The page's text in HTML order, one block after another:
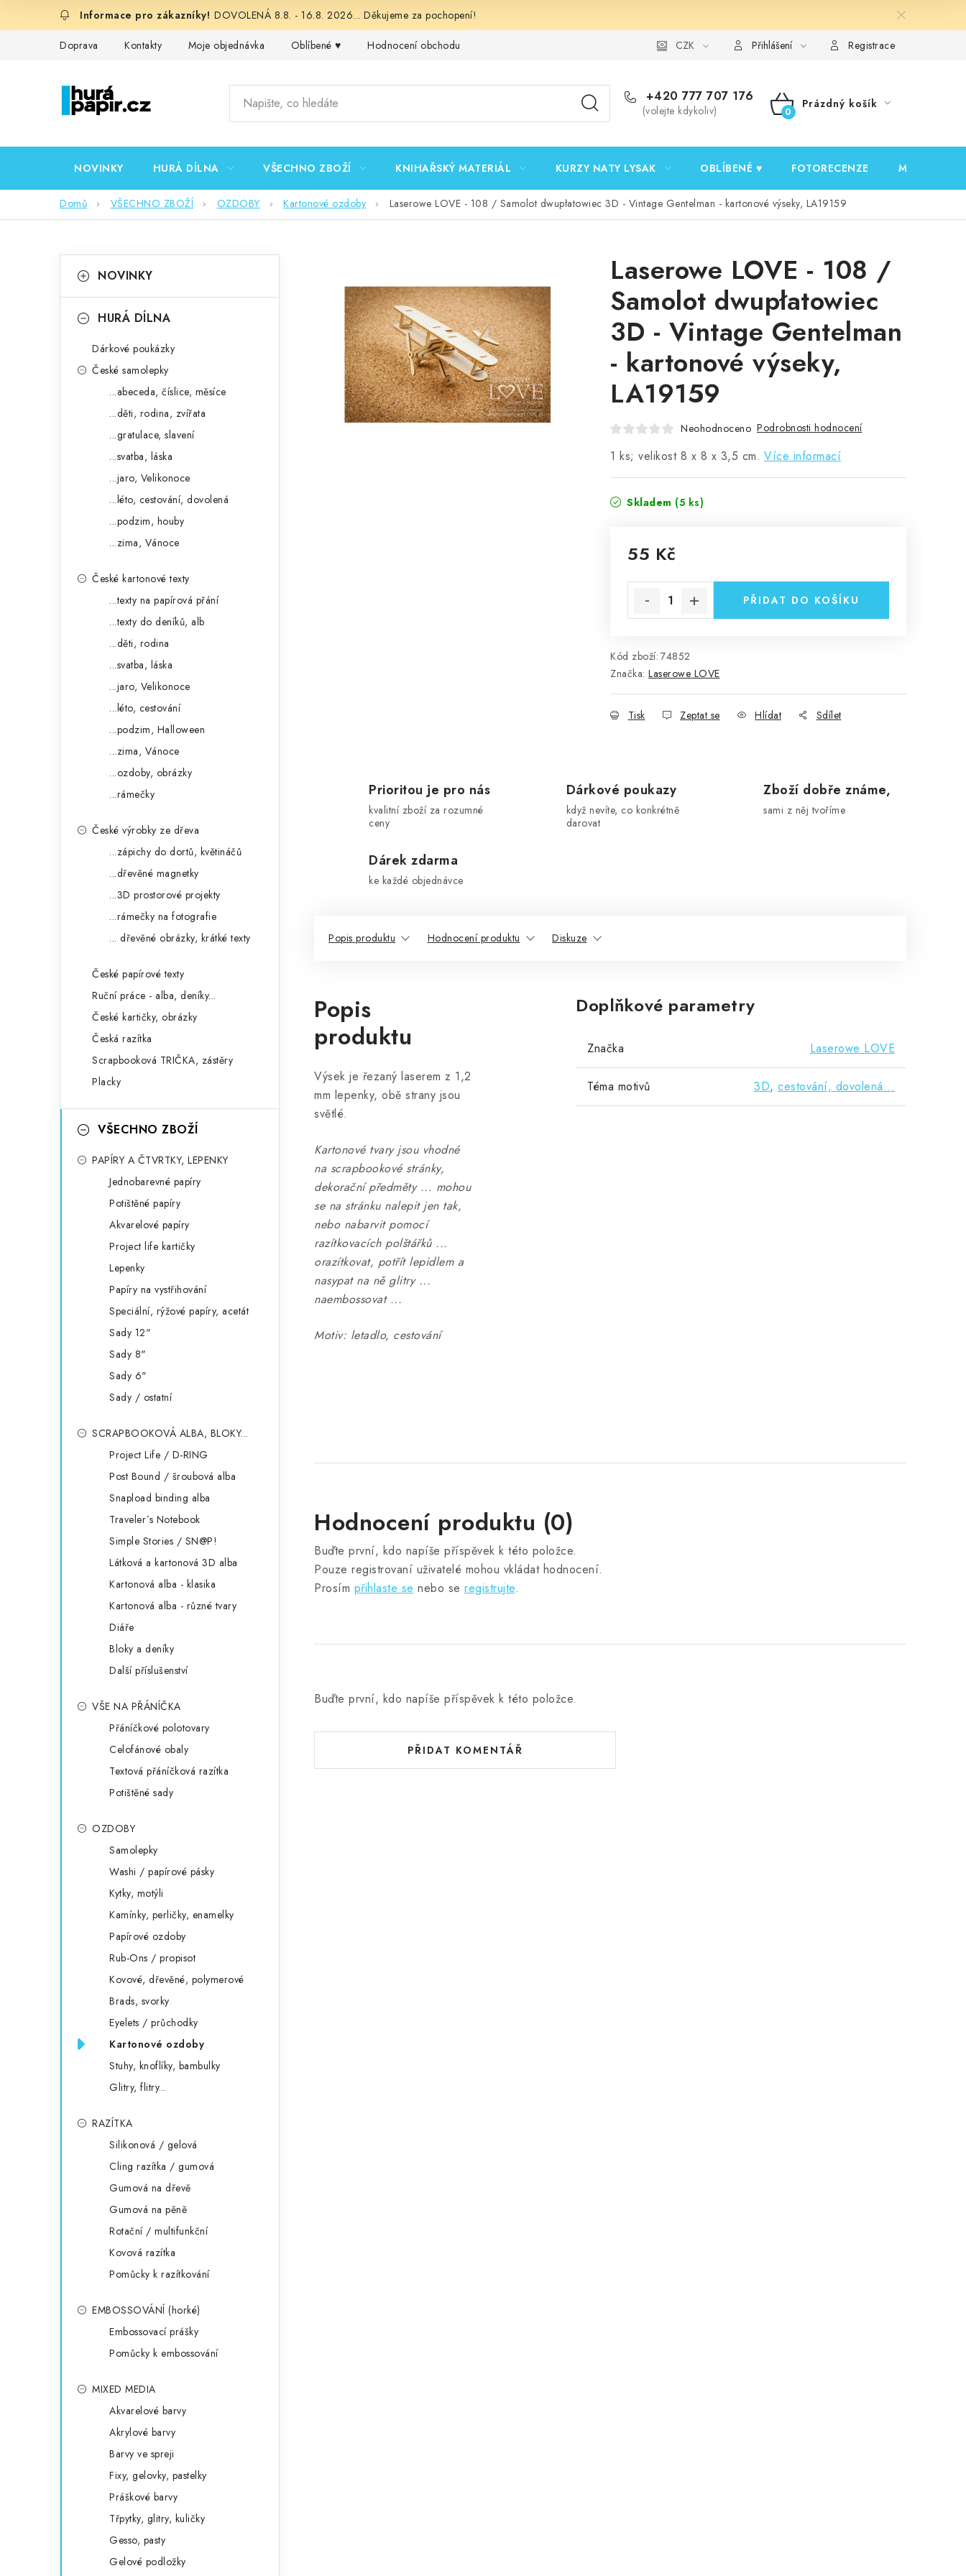
DOVOLENÁ 8.8. - 16.8. 2026... Děkujeme za pochopení!
Doprava Kontakty Moje objednávka Oblíbené ♥️ Hodnocení obchodu Podmínky ochrany osobních údajů Ověřování recenzí
CZK Přihlášení Registrace
+420 777 707 176
(volejte kdykoliv)
NÁKUPNÍ
Prázdný košík
NOVINKY HURÁ DÍLNA VŠECHNO ZBOŽÍ KNIHAŘSKÝ MATERIÁL KURZY NATY LYSAK OBLÍBENÉ ♥️ FOTORECENZE MOJE
Domů VŠECHNO ZBOŽÍ OZDOBY Kartonové ozdoby Laserowe LOVE - 108 / Samolot dwupłatowiec 3D - Vintage Gentelman - kartonové výseky, LA19159
okategorie
a
NOVINKY
HURÁ DÍLNA
Dárkové poukázky
České samolepky
...abeceda, číslice, měsíce
...děti, rodina, zvířata
...gratulace, slavení
...svatba, láska
...jaro, Velikonoce
...léto, cestování, dovolená
...podzim, houby
...zima, Vánoce
České kartonové texty
...texty na papírová přání
...texty do deníků, alb
...děti, rodina
...svatba, láska
...jaro, Velikonoce
...léto, cestování
...podzim, Halloween
...zima, Vánoce
...ozdoby, obrázky
...rámečky
České výrobky ze dřeva
...zápichy do dortů, květináčů
...dřevěné magnetky
...3D prostorové projekty
...rámečky na fotografie
... dřevěné obrázky, krátké texty
České papírové texty
Ruční práce - alba, deníky...
České kartičky, obrázky
Česká razítka
Scrapbooková TRIČKA, zástěry
Placky
VŠECHNO ZBOŽÍ
PAPÍRY A ČTVRTKY, LEPENKY
Jednobarevné papíry
Potištěné papíry
Akvarelové papíry
Project life kartičky
Lepenky
Papíry na vystřihování
Speciální, rýžové papíry, acetát
Sady 12"
Sady 8"
Sady 6"
Sady / ostatní
SCRAPBOOKOVÁ ALBA, BLOKY...
Project Life / D-RING
Post Bound / šroubová alba
Snapload binding alba
Traveler´s Notebook
Simple Stories / SN@P!
Látková a kartonová 3D alba
Kartonová alba - klasika
Kartonová alba - různé tvary
Diáře
Bloky a deníky
Další příslušenství
VŠE NA PŘÁNÍČKA
Přáníčkové polotovary
Celofánové obaly
Textová přáníčková razítka
Potištěné sady
OZDOBY
Samolepky
Washi / papírové pásky
Kytky, motýli
Kamínky, perličky, enamelky
Papírové ozdoby
Rub-Ons / propisot
Kovové, dřevěné, polymerové
Brads, svorky
Eyelets / průchodky
Kartonové ozdoby
Stuhy, knoflíky, bambulky
Glitry, flitry...
RAZÍTKA
Silikonová / gelová
Cling razítka / gumová
Gumová na dřevě
Gumová na pěně
Rotační / multifunkční
Kovová razítka
Pomůcky k razítkování
EMBOSSOVÁNÍ (horké)
Embossovací prášky
Pomůcky k embossování
MIXED MEDIA
Akvarelové barvy
Akrylové barvy
Barvy ve spreji
Fixy, gelovky, pastelky
Práškové barvy
Třpytky, glitry, kuličky
Gesso, pasty
Gelové podložky
Laserowe LOVE - 108 /
Samolot dwupłatowiec
3D - Vintage Gentelman
- kartonové výseky,
LA19159
Neohodnoceno Podrobnosti hodnocení
1 ks; velikost 8 x 8 x 3,5 cm. Více informací
Skladem (5 ks)
55 Kč
PŘIDAT DO KOŠÍKU
Kód zboží: 74852
Značka: Laserowe LOVE
Tisk Zeptat se Hlídat Sdílet
Prioritou je pro nás
kvalitní zboží za rozumné
ceny
Dárkové poukazy
když nevíte, co konkrétně
darovat
Zboží dobře známe,
sami z něj tvoříme
Dárek zdarma
ke každé objednávce
Popis produktu Hodnocení produktu Diskuze
Popis
produktu
Výsek je řezaný laserem z 1,2
mm lepenky, obě strany jsou
světlé.
Kartonové tvary jsou vhodné
na scrapbookové stránky,
dekorační předměty ... mohou
se na stránku nalepit jen tak,
nebo nabarvit pomocí
razítkovacích polštářků ...
orazítkovat, potřít lepidlem a
nasypat na ně glitry ...
naembossovat ...
Motiv: letadlo, cestování
Doplňkové parametry
Značka Laserowe LOVE
Téma motivů 3D, cestování, dovolená...
Hodnocení produktu (0)
Buďte první, kdo napíše příspěvek k této položce.
Pouze registrovaní uživatelé mohou vkládat hodnocení.
Prosím přihlaste se nebo se registrujte.
Buďte první, kdo napíše příspěvek k této položce.
PŘIDAT KOMENTÁŘ